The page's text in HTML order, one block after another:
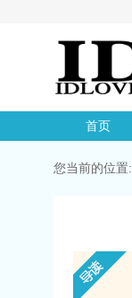
首页
您当前的位置: